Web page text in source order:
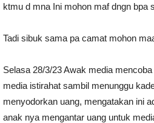
ktmu d mna Ini mohon maf dngn bpa
Tadi sibuk sama pa camat mohon
Selasa 28/3/23 Awak media
media istirahat sambil menunggu
menyodorkan uang, mengatakan ini
anak nya mengantar uang untuk